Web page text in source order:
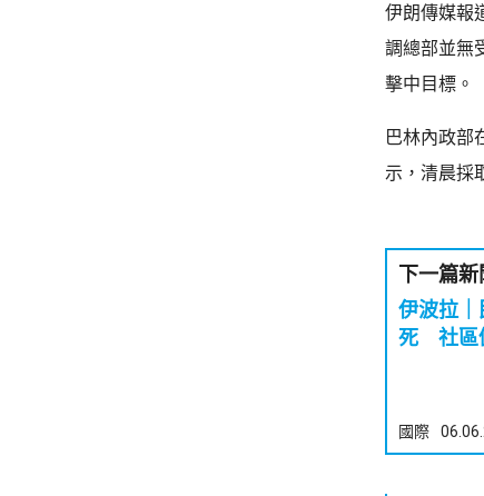
伊朗傳媒報
調總部並無
擊中目標。
巴林內政部
示，清晨採
下一篇新
伊波拉｜
死 社區
國際